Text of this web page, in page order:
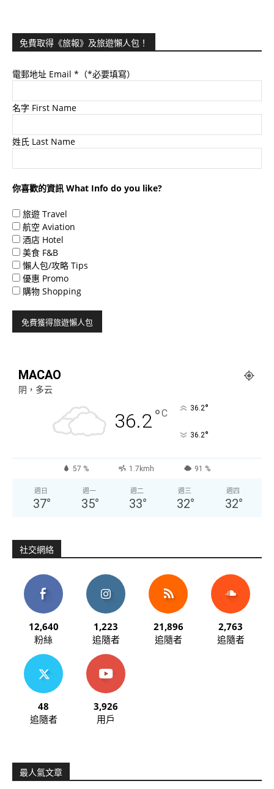
免費取得《旅報》及旅遊懶人包！
電郵地址 Email *（*必要填寫）
名字 First Name
姓氏 Last Name
你喜歡的資訊 What Info do you like?
旅遊 Travel
航空 Aviation
酒店 Hotel
美食 F&B
懶人包/攻略 Tips
優惠 Promo
購物 Shopping
MACAO
阴，多云
36.2°C 36.2°
36.2°
57 % 1.7kmh 91 %
週日
37°
週一
35°
週二
33°
週三
32°
週四
32°
社交網絡
12,640
粉絲
1,223
追隨者
21,896
追隨者
2,763
追隨者
48
追隨者
3,926
用戶
最人氣文章